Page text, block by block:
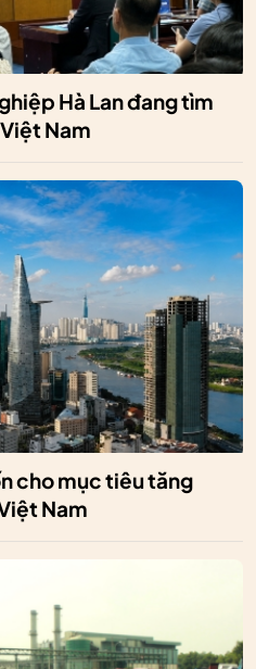
Hà Lan đang tìm
Nam
cho mục tiêu tăng
Nam